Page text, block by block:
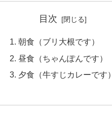
目次
朝食（ブリ大根です）
昼食（ちゃんぽんです）
夕食（牛すじカレーです）